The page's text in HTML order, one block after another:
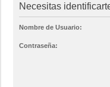
Necesitas
Nombre de Usuario:
Contraseña: